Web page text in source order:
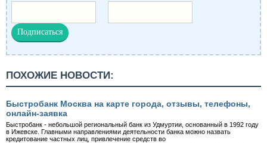
ПОХОЖИЕ НОВОСТИ:
Быстробанк Москва на карте города, отзывы, телефоны,
онлайн-заявка
Быстробанк - небольшой региональный банк из Удмуртии, основанный в 1992 году
в Ижевске. Главными направлениями деятельности банка можно назвать
кредитование частных лиц, привлечение средств во